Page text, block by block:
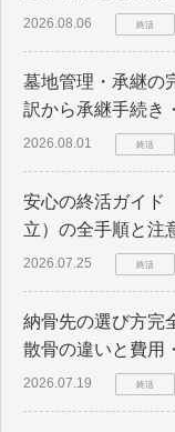
2026.08.06 終活
墓地管理・承継
訳から承継手続き
2026.08.01 終活
安心の終活ガイ
立）の全手順と注
2026.07.25 終活
納骨先の選び方完
散骨の違いと費用
2026.07.19 終活